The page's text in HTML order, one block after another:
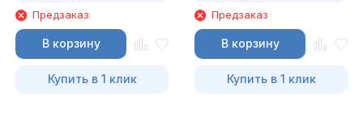
Предзаказ
В корзину
Купить в 1 клик
Предзаказ
В корзину
Купить в 1 клик